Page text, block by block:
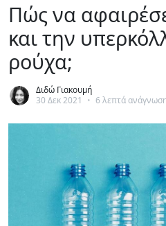
Πώς να
και την
ρούχα;
Διδώ Γιακουμή
30 Δεκ 2021
• 6 λεπτά